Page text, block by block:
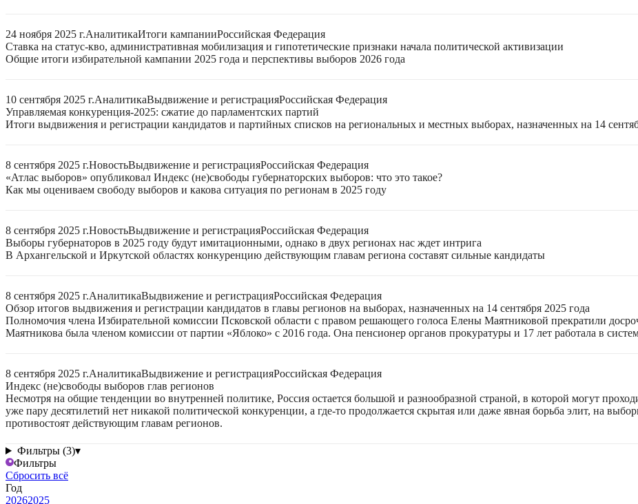
24 ноября 2025 г.АналитикаИтоги кампанииРоссийская Федерация
Ставка на статус-кво, административная мобилизация и гипотетические признаки начала политической активизации
Общие итоги избирательной кампании 2025 года и перспективы выборов 2026 года
10 сентября 2025 г.АналитикаВыдвижение и регистрацияРоссийская Федерация
Управляемая конкуренция-2025: сжатие до парламентских партий
Итоги выдвижения и регистрации кандидатов и партийных списков на региональных и местных выборах, назначенных на 14
8 сентября 2025 г.НовостьВыдвижение и регистрацияРоссийская Федерация
«Атлас выборов» опубликовал Индекс (не)свободы губернаторских выборов: что это такое?
Как мы оцениваем свободу выборов и какова ситуация по регионам в 2025 году
8 сентября 2025 г.НовостьВыдвижение и регистрацияРоссийская Федерация
Выборы губернаторов в 2025 году будут имитационными, однако в двух регионах нас ждет интрига
В Архангельской и Иркутской областях конкуренцию действующим главам региона составят сильные кандидаты
8 сентября 2025 г.АналитикаВыдвижение и регистрацияРоссийская Федерация
Обзор итогов выдвижения и регистрации кандидатов в главы регионов на выборах, назначенных на 14 сентября 2025 года
Полномочия члена Избирательной комиссии Псковской области с правом решающего голоса Елены Маятниковой прекратили
Маятникова была членом комиссии от партии «Яблоко» с 2016 года. Она пенсионер органов прокуратуры и 17 лет работала в
8 сентября 2025 г.АналитикаВыдвижение и регистрацияРоссийская Федерация
Индекс (не)свободы выборов глав регионов
Несмотря на общие тенденции во внутренней политике, Россия остается большой и разнообразной страной, в которой могут
уже пару десятилетий нет никакой политической конкуренции, а где-то продолжается скрытая или даже явная борьба элит, на
противостоят действующим главам регионов.
Фильтры (3)▾
Фильтры
Сбросить всё
Год
20262025